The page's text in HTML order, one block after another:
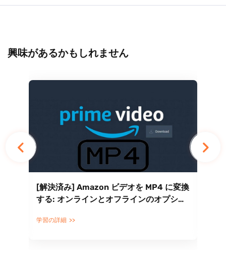
興味があるかもしれません
[解決済み] Amazon ビデオを MP4 に変換
する: オンラインとオフラインのオプショ
学習の詳細